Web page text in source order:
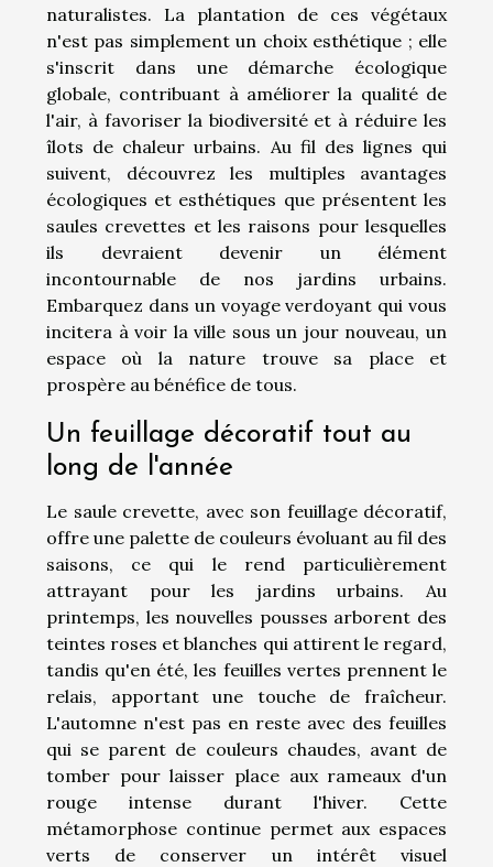
naturalistes. La plantation de ces végétaux
n'est pas simplement un choix esthétique ; elle
s'inscrit dans une démarche écologique
globale, contribuant à améliorer la qualité de
l'air, à favoriser la biodiversité et à réduire les
îlots de chaleur urbains. Au fil des lignes qui
suivent, découvrez les multiples avantages
écologiques et esthétiques que présentent les
saules crevettes et les raisons pour lesquelles
ils devraient devenir un élément
incontournable de nos jardins urbains.
Embarquez dans un voyage verdoyant qui vous
incitera à voir la ville sous un jour nouveau, un
espace où la nature trouve sa place et
prospère au bénéfice de tous.
Un feuillage décoratif tout au
long de l'année
Le saule crevette, avec son feuillage décoratif,
offre une palette de couleurs évoluant au fil des
saisons, ce qui le rend particulièrement
attrayant pour les jardins urbains. Au
printemps, les nouvelles pousses arborent des
teintes roses et blanches qui attirent le regard,
tandis qu'en été, les feuilles vertes prennent le
relais, apportant une touche de fraîcheur.
L'automne n'est pas en reste avec des feuilles
qui se parent de couleurs chaudes, avant de
tomber pour laisser place aux rameaux d'un
rouge intense durant l'hiver. Cette
métamorphose continue permet aux espaces
verts de conserver un intérêt visuel